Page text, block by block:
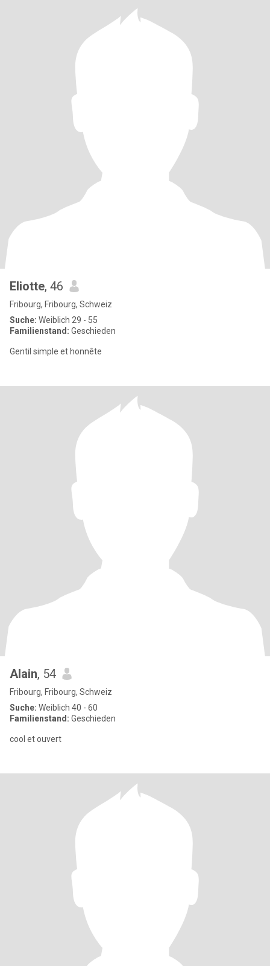
Eliotte, 46
Fribourg, Fribourg, Schweiz
Suche: Weiblich 29 - 55
Familienstand: Geschieden
Gentil simple et honnête
Alain, 54
Fribourg, Fribourg, Schweiz
Suche: Weiblich 40 - 60
Familienstand: Geschieden
cool et ouvert